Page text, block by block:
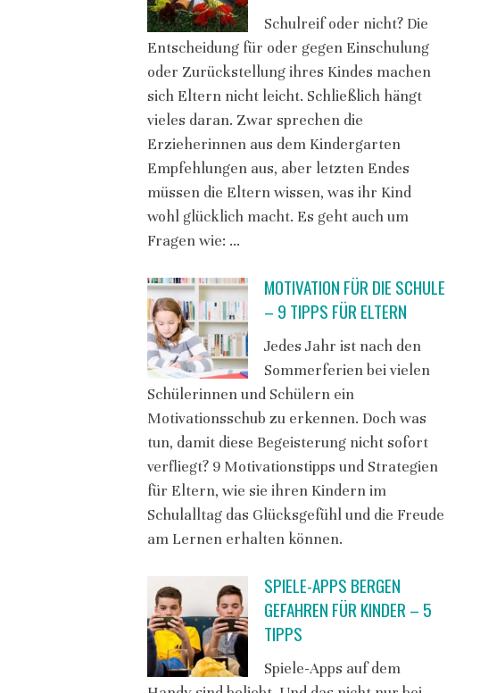
Schulreif oder nicht? Die
Entscheidung für oder gegen Einschulung
oder Zurückstellung ihres Kindes machen
sich Eltern nicht leicht. Schließlich hängt
vieles daran. Zwar sprechen die
Erzieherinnen aus dem Kindergarten
Empfehlungen aus, aber letzten Endes
müssen die Eltern wissen, was ihr Kind
wohl glücklich macht. Es geht auch um
Fragen wie: …
MOTIVATION FÜR DIE SCHULE
– 9 TIPPS FÜR ELTERN
Jedes Jahr ist nach den
Sommerferien bei vielen
Schülerinnen und Schülern ein
Motivationsschub zu erkennen. Doch was
tun, damit diese Begeisterung nicht sofort
verfliegt? 9 Motivationstipps und Strategien
für Eltern, wie sie ihren Kindern im
Schulalltag das Glücksgefühl und die Freude
am Lernen erhalten können.
SPIELE-APPS BERGEN
GEFAHREN FÜR KINDER – 5
TIPPS
Spiele-Apps auf dem